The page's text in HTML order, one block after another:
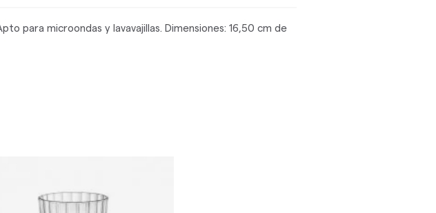
para microondas y lavavajillas. Dimensiones: 16,50 cm de